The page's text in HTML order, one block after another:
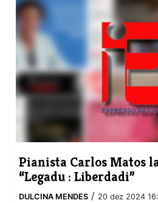
​Pianista Carlos Matos
“Legadu : Liberdadi”
DULCINA MENDES / 20 dez 2024